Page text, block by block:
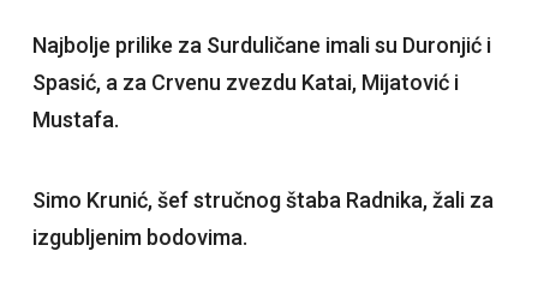
Najbolje prilike za Surduličane imali su Duronjić i
Spasić, a za Crvenu zvezdu Katai, Mijatović i
Mustafa.
Simo Krunić, šef stručnog štaba Radnika, žali za
izgubljenim bodovima.